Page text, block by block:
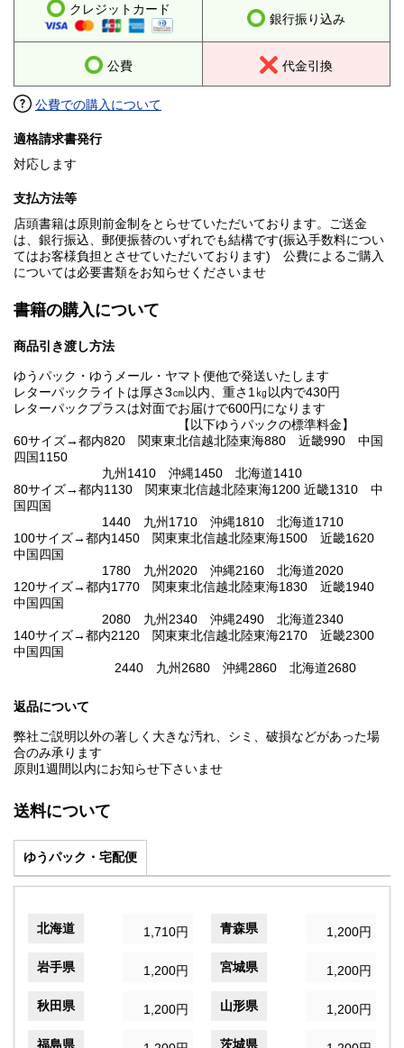
クレジットカード
銀行振り込み
公費 代金引換
公費での購入について
適格請求書発行
対応します
支払方法等
店頭書籍は原則前金制をとらせていただいております。ご送金
は、銀行振込、郵便振替のいずれでも結構です(振込手数料につい
てはお客様負担とさせていただいております) 公費によるご購入
については必要書類をお知らせくださいませ
書籍の購入について
商品引き渡し方法
ゆうパック・ゆうメール・ヤマト便他で発送いたします
レターパックライトは厚さ3㎝以内、重さ1㎏以内で430円
レターパックプラスは対面でお届けで600円になります
【以下ゆうパックの標準料金】
60サイズ→都内820 関東東北信越北陸東海880 近畿990 中国
四国1150
九州1410 沖縄1450 北海道1410
80サイズ→都内1130 関東東北信越北陸東海1200 近畿1310 中
国四国
1440 九州1710 沖縄1810 北海道1710
100サイズ→都内1450 関東東北信越北陸東海1500 近畿1620
中国四国
1780 九州2020 沖縄2160 北海道2020
120サイズ→都内1770 関東東北信越北陸東海1830 近畿1940
中国四国
2080 九州2340 沖縄2490 北海道2340
140サイズ→都内2120 関東東北信越北陸東海2170 近畿2300
中国四国
2440 九州2680 沖縄2860 北海道2680
返品について
弊社ご説明以外の著しく大きな汚れ、シミ、破損などがあった場
合のみ承ります
原則1週間以内にお知らせ下さいませ
送料について
ゆうパック・宅配便
北海道 1,710円 青森県 1,200円
岩手県 1,200円 宮城県 1,200円
秋田県 1,200円 山形県 1,200円
福島県 茨城県